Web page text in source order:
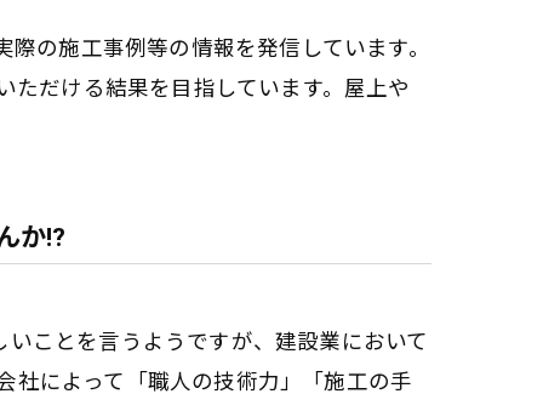
の施工事例等の情報を発信しています。
だける結果を目指しています。屋上や
か⁉️
ことを言うようですが、建設業において
社によって「職人の技術力」「施工の手